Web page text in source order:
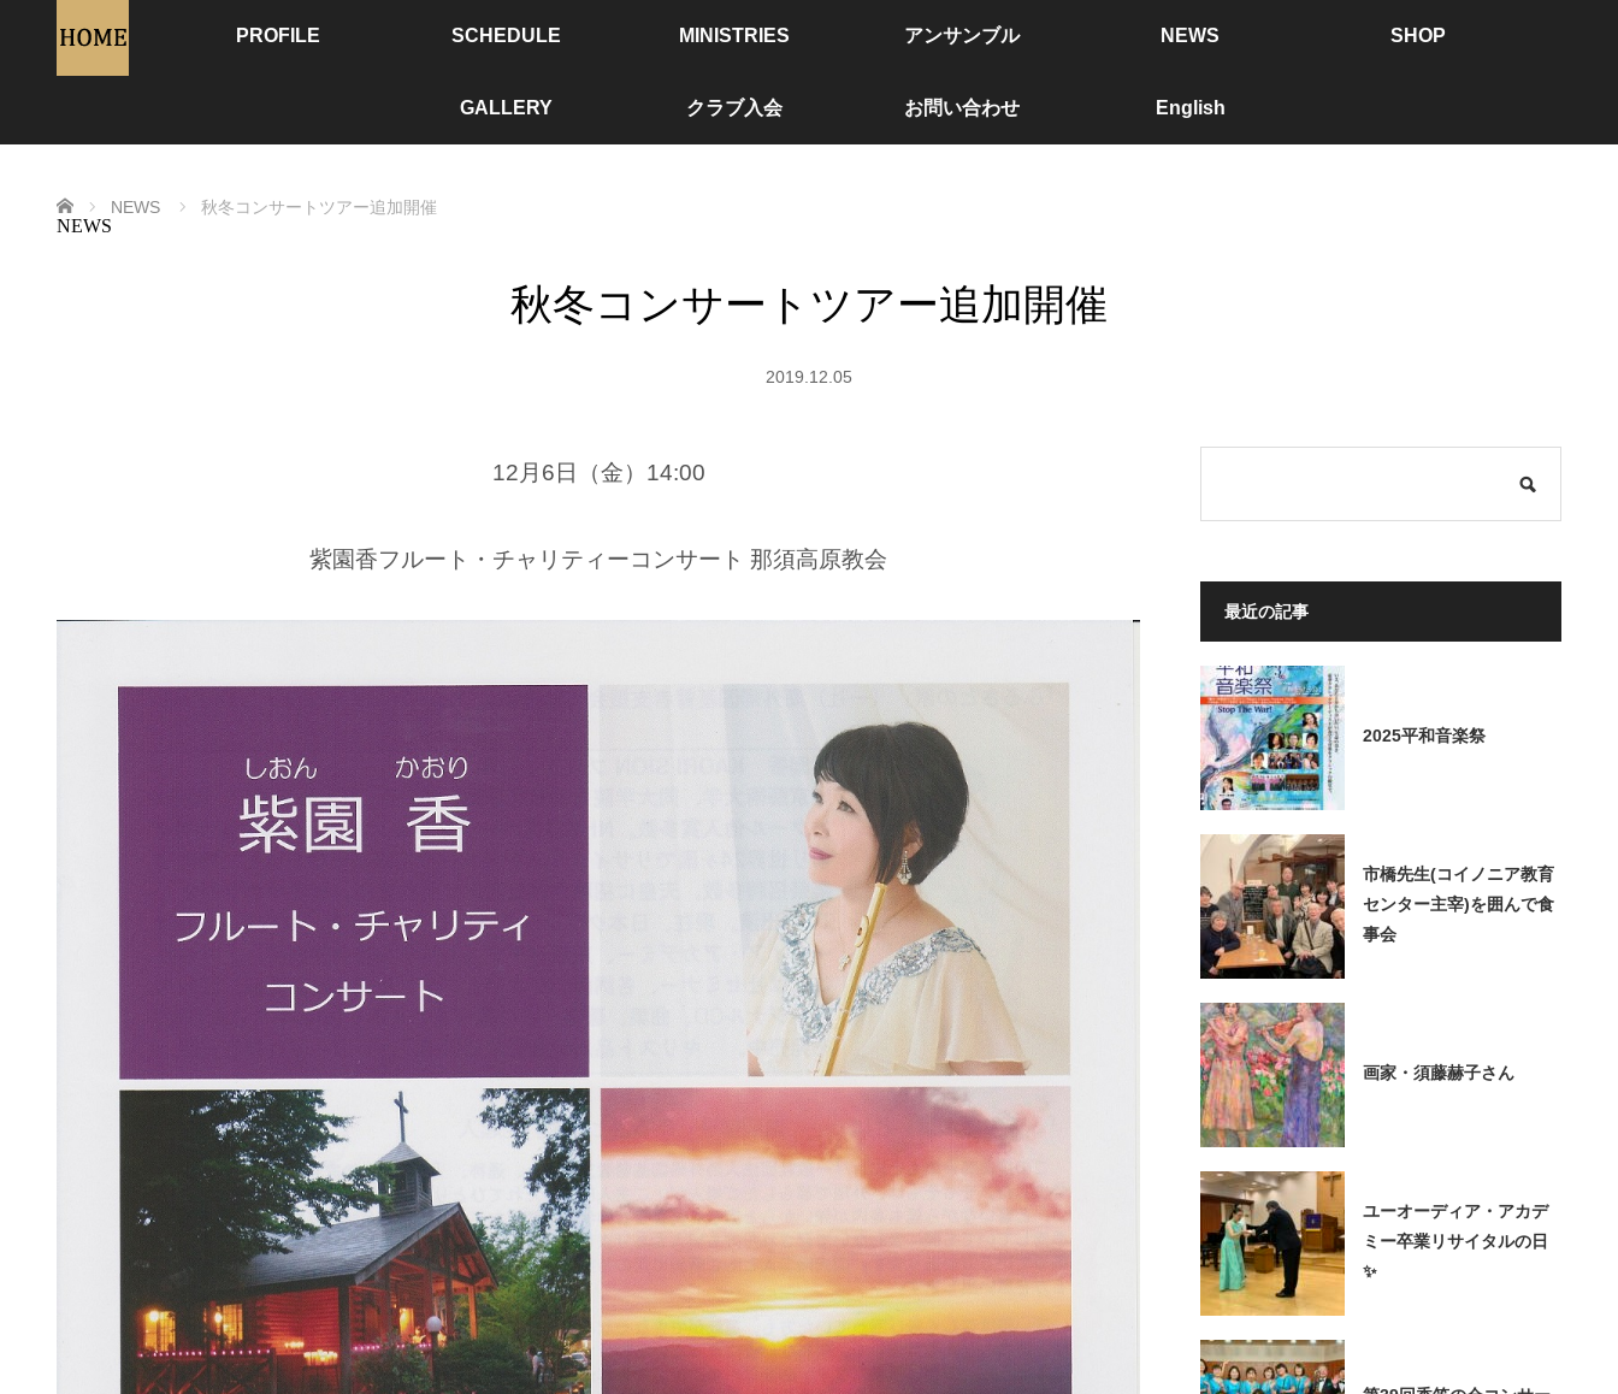
PROFILE SCHEDULE MINISTRIES アンサンブル NEWS SHOP
GALLERY クラブ入会 お問い合わせ English
NEWS
ホーム NEWS 秋冬コンサートツアー追加開催
秋冬コンサートツアー追加開催
2019.12.05
12月6日（金）14:00
紫園香フルート・チャリティーコンサート 那須高原教会
最近の記事
2025平和音楽祭
市橋先生(コイノニア教育
センター主宰)を囲んで食
事会
画家・須藤赫子さん
ユーオーディア・アカデ
ミー卒業リサイタルの日
✨